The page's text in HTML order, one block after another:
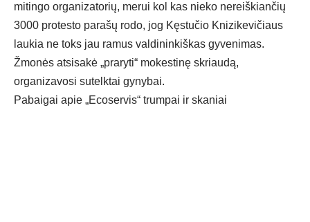
mitingo organizatorių, merui kol kas nieko nereiškiančių
3000 protesto parašų rodo, jog Kęstučio Knizikevičiaus
laukia ne toks jau ramus valdininkiškas gyvenimas.
Žmonės atsisakė „praryti“ mokestinę skriaudą,
organizavosi sutelktai gynybai.
Pabaigai apie „Ecoservis“ trumpai ir skaniai